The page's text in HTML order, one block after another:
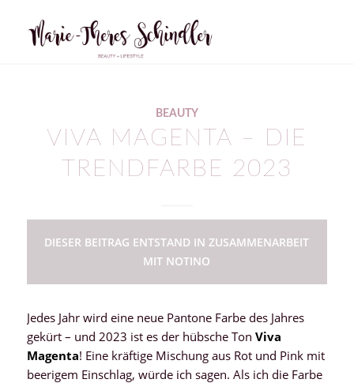
BEAUTY
VIVA MAGENTA – DIE
TRENDFARBE 2023
DIESER BEITRAG ENTSTAND IN ZUSAMMENARBEIT
MIT NOTINO
Jedes Jahr wird eine neue Pantone Farbe des Jahres
gekürt – und 2023 ist es der hübsche Ton Viva
Magenta! Eine kräftige Mischung aus Rot und Pink mit
beerigem Einschlag, würde ich sagen. Als ich die Farbe